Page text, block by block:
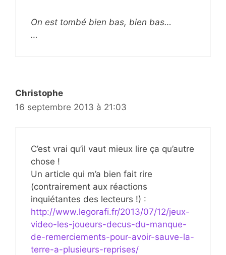
On est tombé bien bas, bien bas…
…
Christophe
16 septembre 2013 à 21:03
C’est vrai qu’il vaut mieux lire ça qu’autre
chose !
Un article qui m’a bien fait rire
(contrairement aux réactions
inquiétantes des lecteurs !) :
http://www.legorafi.fr/2013/07/12/jeux-
video-les-joueurs-decus-du-manque-
de-remerciements-pour-avoir-sauve-la-
terre-a-plusieurs-reprises/